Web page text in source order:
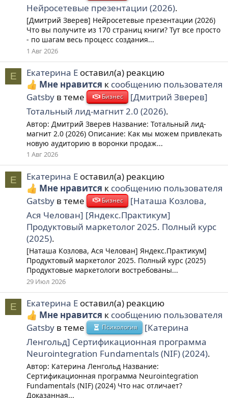
Нейросетевые презентации (2026).
[Дмитрий Зверев] Нейросетевые презентации (2026)
Что вы получите из 170 страниц книги? Тут все просто
- по шагам весь процесс создания...
1 Авг 2026
Е Екатерина Е оставил(а) реакцию
Мне нравится к сообщению пользователя
Gatsby в теме Бизнес
[Дмитрий Зверев]
Тотальный лид-магнит 2.0 (2026).
Автор: Дмитрий Зверев Название: Тотальный лид-
магнит 2.0 (2026) Описание: Как мы можем привлекать
новую аудиторию в воронки продаж...
1 Авг 2026
Е Екатерина Е оставил(а) реакцию
Мне нравится к сообщению пользователя
Gatsby в теме Бизнес
[Наташа Козлова,
Ася Челован] [Яндекс.Практикум]
Продуктовый маркетолог 2025. Полный курс
(2025).
[Наташа Козлова, Ася Челован] Яндекс.Практикум]
Продуктовый маркетолог 2025. Полный курс (2025)
Продуктовые маркетологи востребованы...
29 Июл 2026
Е Екатерина Е оставил(а) реакцию
Мне нравится к сообщению пользователя
Gatsby в теме Психология
[Катерина
Ленгольд] Сертификационная программа
Neurointegration Fundamentals (NIF) (2024).
Автор: Катерина Ленгольд Название:
Сертификационная программа Neurointegration
Fundamentals (NIF) (2024) Что нас отличает?
Доказанная...